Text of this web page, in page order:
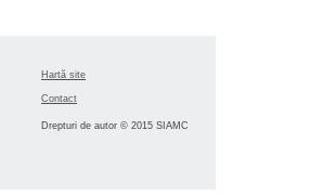
Hartă site
Contact
Drepturi de autor © 2015 SIAMC